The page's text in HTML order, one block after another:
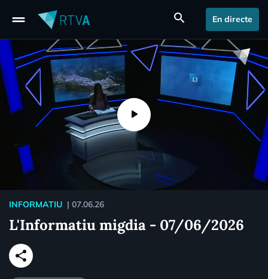
drag_handle search En directe
INFORMATIU | 07.06.26
L'Informatiu migdia - 07/06/2026
share